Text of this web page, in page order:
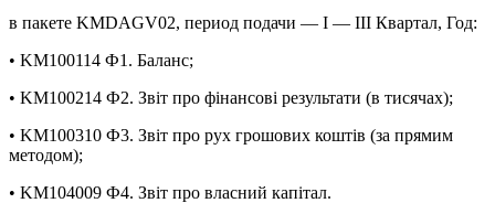
в пакете KMDAGV02, период подачи — І — ІІІ Квартал, Год:
• KM100114 Ф1. Баланс;
• KM100214 Ф2. Звіт про фінансові результати (в тисячах);
• KM100310 Ф3. Звiт про рух грошових коштiв (за прямим
методом);
• KM104009 Ф4. Звіт про власний капітал.